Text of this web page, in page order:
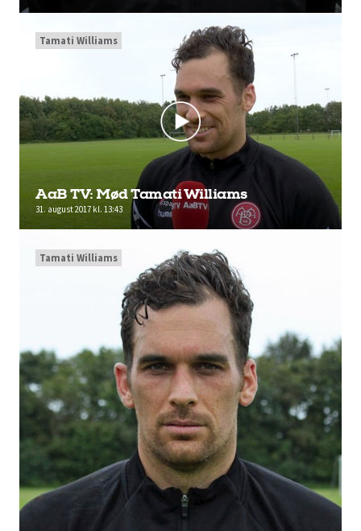
AaB TV: Mød Tamati Williams
31. august 2017 kl. 13:43
Tamati Williams
Tamati Williams